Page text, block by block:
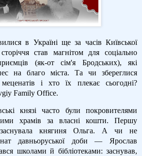
в Україні ще за часів Київської
став магнітом для соціально
(як-от сім'я Бродських), які
на благо міста. Та чи збереглися
меценатів і хто їх плекає сьогодні?
Family Office.
князі часто були покровителями
храмів за власні кошти. Першу
княгиня Ольга. А чи не
давньоруської доби — Ярослав
школами й бібліотеками: заснував,